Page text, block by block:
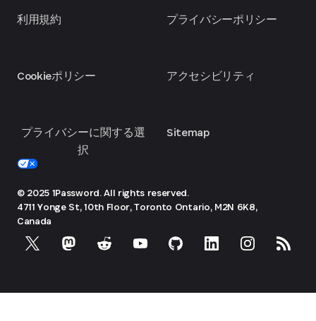
利用規約
Cookieポリシー
プライバシーに関する選
択
プライバシーポリシー
アクセシビリティ
Sitemap
© 2025 1Password. All rights reserved.
4711 Yonge St, 10th Floor, Toronto Ontario, M2N 6K8,
Canada